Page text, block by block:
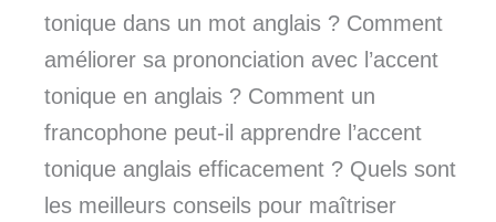
tonique dans un mot anglais ? Comment
améliorer sa prononciation avec l’accent
tonique en anglais ? Comment un
francophone peut-il apprendre l’accent
tonique anglais efficacement ? Quels sont
les meilleurs conseils pour maîtriser